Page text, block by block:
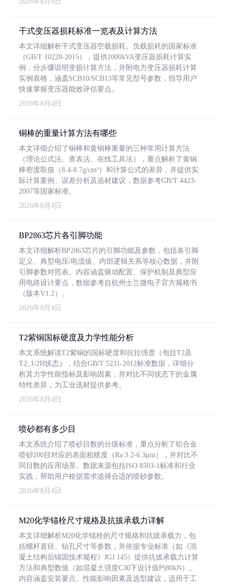
干式变压器损耗标准一览表及计算方法
本文详细解析干式变压器空载损耗、负载损耗的国家标准
（GB/T 10228-2015），提供1000kVA变压器损耗计算实
例，分步骤说明变损计算方法，并附电力变压器损耗计算
实例表格，涵盖SCB10/SCB13等常见型号参数，指导用户
快速掌握变压器能效评估要点。
2026年8月4日
铜棒的重量计算方法有哪些
本文详细介绍了铜棒和黄铜棒重量的三种常用计算方法
（理论公式法、查表法、在线工具法），重点解析了黄铜
棒密度取值（8.4-8.7g/cm³）和计算公式的差异，并提供实
际计算案例、误差分析及选材建议，数据参考GB/T 4423-
2007等国家标准。
2026年8月4日
BP2863芯片各引脚功能
本文详细解析BP2863芯片的引脚功能及参数，包括各引脚
定义、典型电压/电流值、内部逻辑关系等核心数据，并附
引脚参数对照表。内容涵盖驱动配置、保护机制及典型应
用电路设计要点，数据参考自杭州士兰微电子官方规格书
（版本V1.2）。
2026年8月4日
T2紫铜国标硬度及力学性能分析
本文系统解读T2紫铜的国标硬度和抗拉强度（包括T2及
T2_1/2H状态），结合GB/T 5231-2012标准数据，详细分
析其力学性能指标及影响因素，并对比不同状态下的金属
特性差异，为工业选材提供参考。
2026年8月4日
喷砂都有多少目
本文系统介绍了喷砂目数的分级标准，重点分析了铝合金
喷砂200目对应的表面粗糙度（Ra 3.2-6.3μm），并对比不
同目数的应用场景。数据来源包括ISO 8503-1标准和行业
实践，帮助用户根据需求选择合适的喷砂参数。
2026年8月4日
M20化学锚栓尺寸规格及抗拔承载力详解
本文详细解析M20化学锚栓的尺寸规格和抗拔承载力，包
括螺杆直径、钻孔尺寸等参数，并依据专业标准（如《混
凝土结构后锚固技术规程》JGJ 145）提供抗拔承载力计算
方法和典型数值（如混凝土强度C30下设计值约80kN）。
内容涵盖安装要点、性能影响因素及选型建议，适用于工